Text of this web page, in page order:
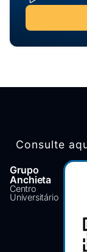
Grupo
Anchieta
Centro
Universitário
Consulte